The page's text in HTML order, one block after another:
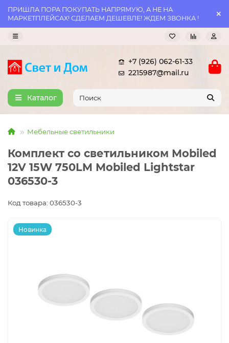
ПРИШЛА ПОРА ПОКУПАТЬ НАПРЯМУЮ, А НЕ НА
МАРКЕТПЛЕЙСАХ! СДЕЛАЕМ ДЕШЕВЛЕ! ЖДЕМ ЗВОНКА !
+7 (926) 062-61-33
2215987@mail.ru
Каталог
Мебельные светильники
Комплект со светильником Mobiled
12V 15W 750LM Mobiled Lightstar
036530-3
Код товара: 036530-3
Новинка